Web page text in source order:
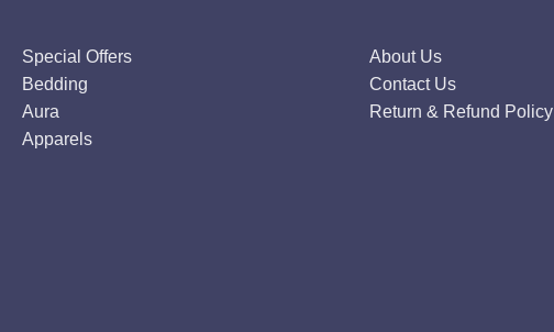
Special Offers
Bedding
Aura
Apparels
About Us
Contact Us
Return & Refund Policy